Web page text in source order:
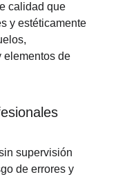
calidad que
y estéticamente
elementos de
supervisión
de errores y